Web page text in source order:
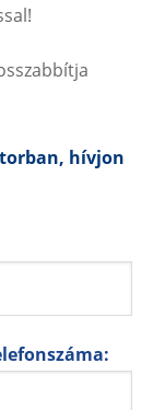
hívjon